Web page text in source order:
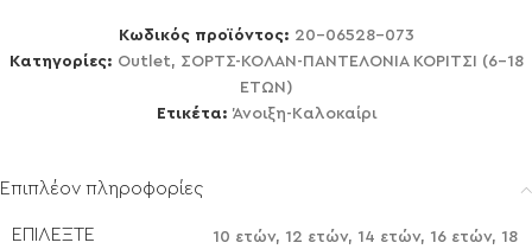
Κωδικός προϊόντος: 20-06528-073
Κατηγορίες: Outlet, ΣΟΡΤΣ-ΚΟΛΑΝ-ΠΑΝΤΕΛΟΝΙΑ ΚΟΡΙΤΣΙ (6-18
ΕΤΩΝ)
Ετικέτα: Άνοιξη-Καλοκαίρι
Επιπλέον πληροφορίες
ΕΠΙΛΈΞΤΕ
10 ετών, 12 ετών, 14 ετών, 16 ετών, 18